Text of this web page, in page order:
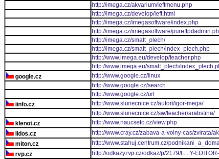
http://imega.cz/akvarium/leftmenu.php
http://imega.cz/develop/left.html
http://imega.cz/imegasoftware/index.php
http://imega.cz/imegasoftware/
http://imega.cz/smalt_plech/
http://imega.cz/smalt_plech/index_plech.php
http://www.imega.eu/develop/teacher.php
http://www.imega.eu/smalt_plech/
google.cz
http://www.google.cz/linux
http://www.google.cz/search
http://www.google.cz/url
iinfo.cz
http://www.slunecnice.cz/autori/igor-mega/
http://www.slunecnice.cz/sw/teacher/arabstina/
klenot.cz
http://www.naucseto.cz/view.php
lidos.cz
http://www.cray.cz/zabava-a-volny-cas/zvirata/
miton.cz
http://www.stahuj.centrum.cz/
rvp.cz
http://odkazy.rvp.cz/odkaz/p/2179/I.....Y-